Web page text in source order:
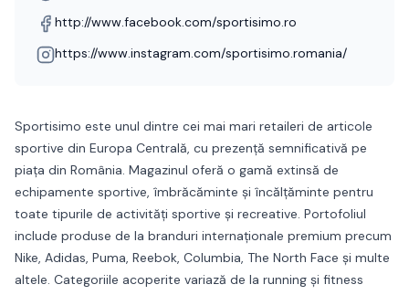
http://www.facebook.com/sportisimo.ro
https://www.instagram.com/sportisimo.romania/
Sportisimo este unul dintre cei mai mari retaileri de articole
sportive din Europa Centrală, cu prezență semnificativă pe
piața din România. Magazinul oferă o gamă extinsă de
echipamente sportive, îmbrăcăminte și încălțăminte pentru
toate tipurile de activități sportive și recreative. Portofoliul
include produse de la branduri internaționale premium precum
Nike, Adidas, Puma, Reebok, Columbia, The North Face și multe
altele. Categoriile acoperite variază de la running și fitness